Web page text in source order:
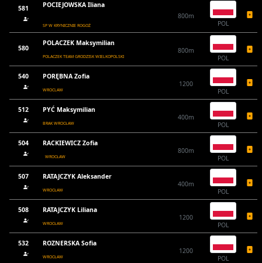
581 POCIEJOWSKA Iliana
SP W KRYNICZNIE ROGOŻ
800m
POL
580
POLACZEK Maksymilian
POLACZEK TEAM GRODZISK WIELKOPOLSKI
800m
POL
540 PORĘBNA Zofia
WROCLAW
1200
POL
512 PYĆ Maksymilian
BRAK WROCŁAW
400m
POL
504 RACKIEWICZ Zofia
WROCŁAW
800m
POL
507 RATAJCZYK Aleksander
WROCŁAW
400m
POL
508 RATAJCZYK Liliana
WROCŁAW
1200
POL
532 ROZNERSKA Sofia
WROCŁAW
1200
POL